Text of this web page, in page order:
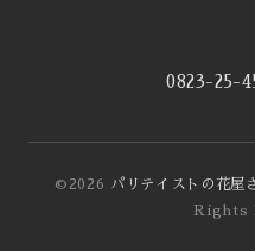
0823-25-
©2026 パリテイストの花
Rights